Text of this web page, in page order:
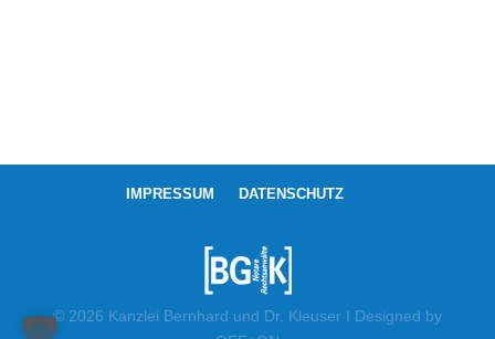
IMPRESSUM DATENSCHUTZ
© 2026 Kanzlei Bernhard und Dr. Kleuser I Designed by